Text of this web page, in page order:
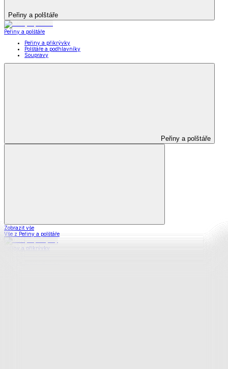
Peřiny a polštáře
Peřiny a polštáře
Peřiny a přikrývky
Polštáře a podhlavníky
Soupravy
Peřiny a polštáře
Zobrazit vše
Vše z Peřiny a polštáře
Peřiny a přikrývky